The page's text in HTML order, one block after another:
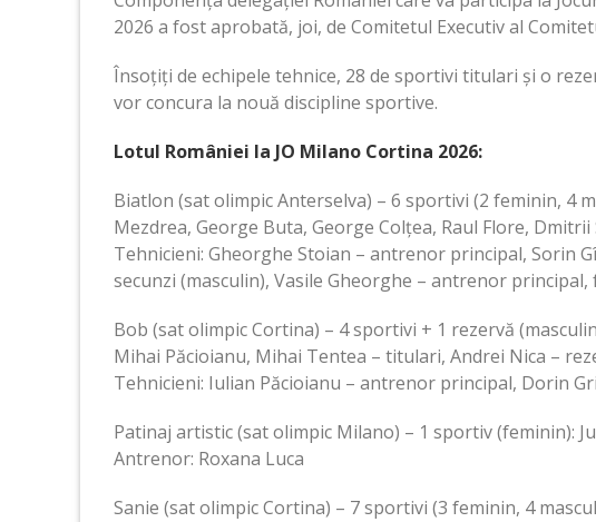
2026 a fost aprobată, joi, de Comitetul Executiv al
Însoțiți de echipele tehnice, 28 de sportivi titulari și o
vor concura la nouă discipline sportive.
Lotul României la JO Milano Cortina 2026:
Biatlon (sat olimpic Anterselva) – 6 sportivi (2 feminin, 4
Mezdrea, George Buta, George Colțea, Raul Flore, Dmitrii
Tehnicieni: Gheorghe Stoian – antrenor principal, Sorin
secunzi (masculin), Vasile Gheorghe – antrenor principal,
Bob (sat olimpic Cortina) – 4 sportivi + 1 rezervă
Mihai Păcioianu, Mihai Tentea – titulari, Andrei Nica –
Tehnicieni: Iulian Păcioianu – antrenor principal, Dorin
Patinaj artistic (sat olimpic Milano) – 1 sportiv (feminin):
Antrenor: Roxana Luca
Sanie (sat olimpic Cortina) – 7 sportivi (3 feminin, 4